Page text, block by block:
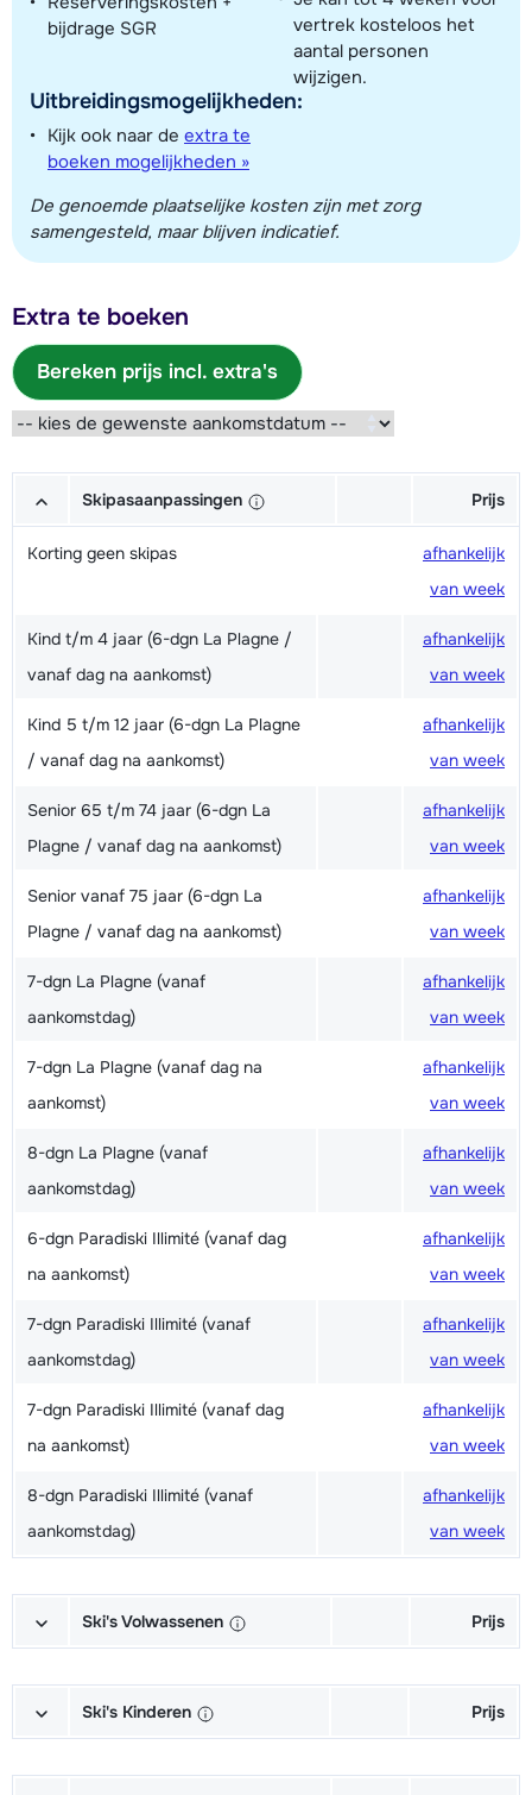
bijdrage SGR
Uitbreidingsmogelijkheden:
Kijk ook naar de extra te
boeken mogelijkheden »
vertrek kosteloos het
aantal personen
wijzigen.
De genoemde plaatselijke kosten zijn met zorg
samengesteld, maar blijven indicatief.
Extra te boeken
Bereken prijs incl. extra's
Skipasaanpassingen Prijs
Korting geen skipas
afhankelijk
van week
Kind t/m 4 jaar (6-dgn La Plagne /
vanaf dag na aankomst)
afhankelijk
van week
Kind 5 t/m 12 jaar (6-dgn La Plagne
/ vanaf dag na aankomst)
afhankelijk
van week
Senior 65 t/m 74 jaar (6-dgn La
Plagne / vanaf dag na aankomst)
afhankelijk
van week
Senior vanaf 75 jaar (6-dgn La
Plagne / vanaf dag na aankomst)
afhankelijk
van week
7-dgn La Plagne (vanaf
aankomstdag)
afhankelijk
van week
7-dgn La Plagne (vanaf dag na
aankomst)
afhankelijk
van week
8-dgn La Plagne (vanaf
aankomstdag)
afhankelijk
van week
6-dgn Paradiski Illimité (vanaf dag
na aankomst)
afhankelijk
van week
7-dgn Paradiski Illimité (vanaf
aankomstdag)
afhankelijk
van week
7-dgn Paradiski Illimité (vanaf dag
na aankomst)
afhankelijk
van week
8-dgn Paradiski Illimité (vanaf
aankomstdag)
afhankelijk
van week
Ski's Volwassenen Prijs
Schoenen + Stokken (6/7 dagen)
van week
Ski's Kinderen Prijs